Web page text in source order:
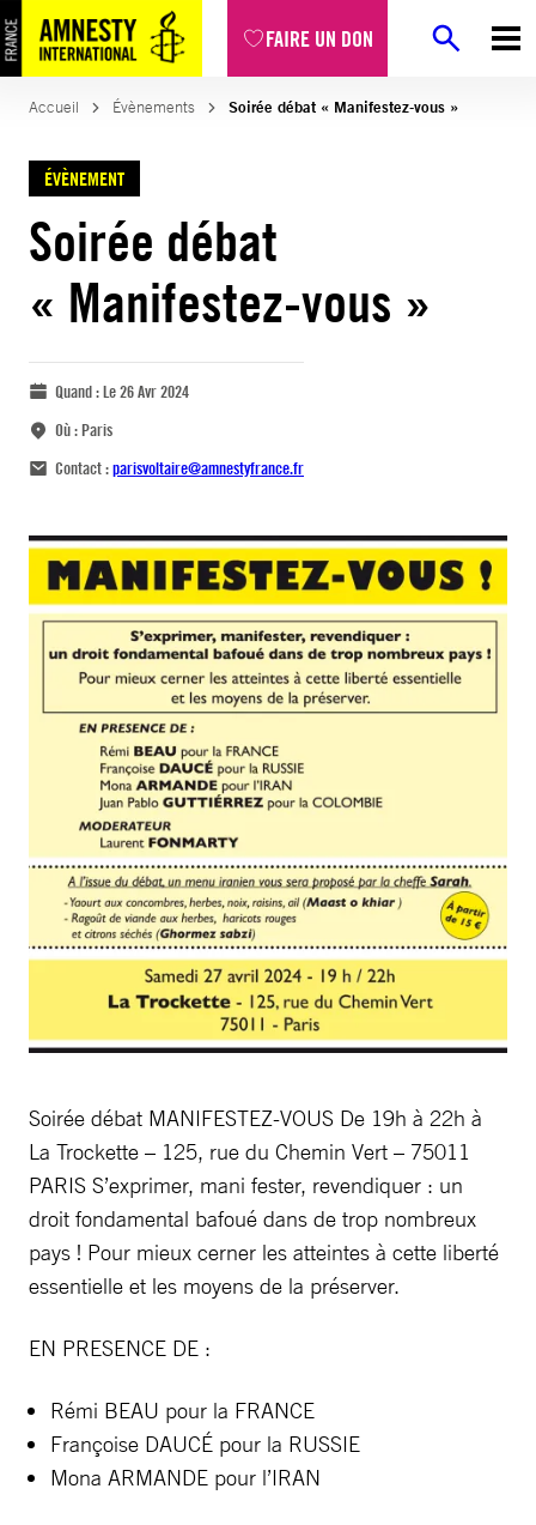
FAIRE UN DON
Accueil Évènements Soirée débat « Manifestez-vous »
ÉVÈNEMENT
Soirée débat
« Manifestez-vous »
Quand :Le 26 Avr 2024
Où :Paris
Contact :parisvoltaire@amnestyfrance.fr
Soirée débat MANIFESTEZ-VOUS De 19h à 22h à
La Trockette – 125, rue du Chemin Vert – 75011
PARIS S’exprimer, mani fester, revendiquer : un
droit fondamental bafoué dans de trop nombreux
pays ! Pour mieux cerner les atteintes à cette liberté
essentielle et les moyens de la préserver.
EN PRESENCE DE :
Rémi BEAU pour la FRANCE
Françoise DAUCÉ pour la RUSSIE
Mona ARMANDE pour l’IRAN